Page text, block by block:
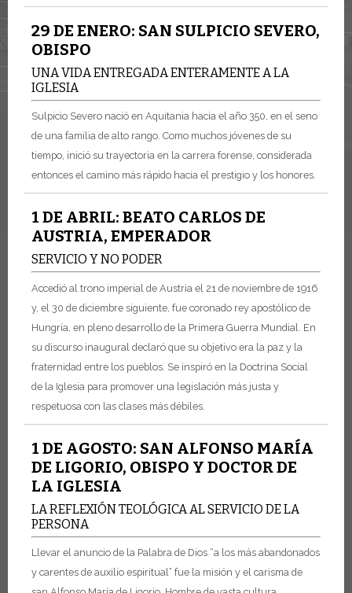
29 DE ENERO: SAN SULPICIO SEVERO,
OBISPO
UNA VIDA ENTREGADA ENTERAMENTE A LA
IGLESIA
Sulpicio Severo nació en Aquitania hacia el año 350, en el seno
de una familia de alto rango. Como muchos jóvenes de su
tiempo, inició su trayectoria en la carrera forense, considerada
entonces el camino más rápido hacia el prestigio y los honores.
1 DE ABRIL: BEATO CARLOS DE
AUSTRIA, EMPERADOR
SERVICIO Y NO PODER
Accedió al trono imperial de Austria el 21 de noviembre de 1916
y, el 30 de diciembre siguiente, fue coronado rey apostólico de
Hungría, en pleno desarrollo de la Primera Guerra Mundial. En
su discurso inaugural declaró que su objetivo era la paz y la
fraternidad entre los pueblos. Se inspiró en la Doctrina Social
de la Iglesia para promover una legislación más justa y
respetuosa con las clases más débiles.
1 DE AGOSTO: SAN ALFONSO MARÍA
DE LIGORIO, OBISPO Y DOCTOR DE
LA IGLESIA
LA REFLEXIÓN TEOLÓGICA AL SERVICIO DE LA
PERSONA
Llevar el anuncio de la Palabra de Dios “a los más abandonados
y carentes de auxilio espiritual” fue la misión y el carisma de